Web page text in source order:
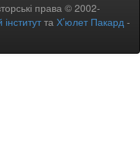
права © 2002-
та Х’юлет Пакард -